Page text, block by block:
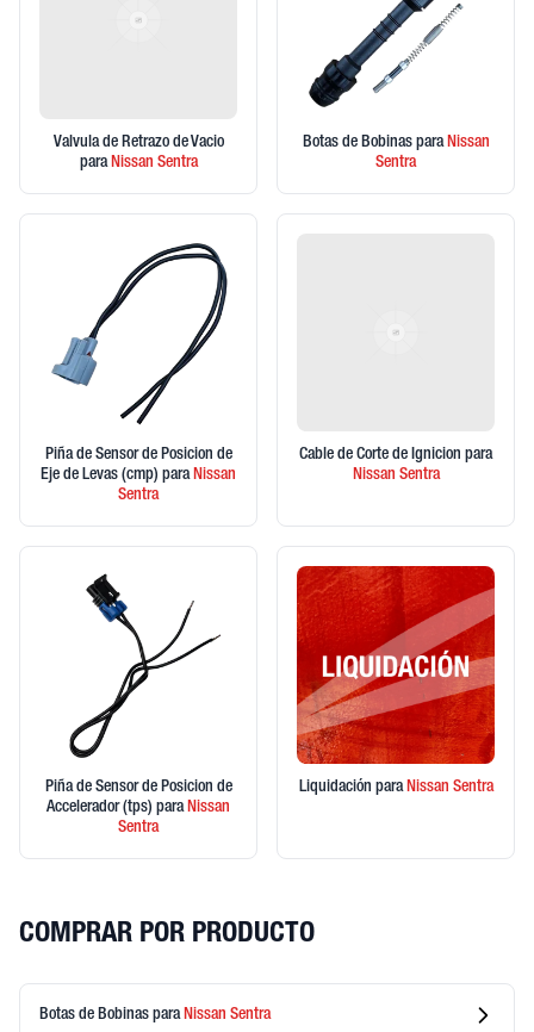
Valvula de Retrazo de Vacio
paraNissan Sentra
Botas de Bobinas paraNissan
Sentra
Piña de Sensor de Posicion de
Eje de Levas (cmp) paraNissan
Sentra
Cable de Corte de Ignicion para
Nissan Sentra
Piña de Sensor de Posicion de
Accelerador (tps) paraNissan
Sentra
Liquidación paraNissan Sentra
COMPRAR POR PRODUCTO
Botas de Bobinas para Nissan Sentra